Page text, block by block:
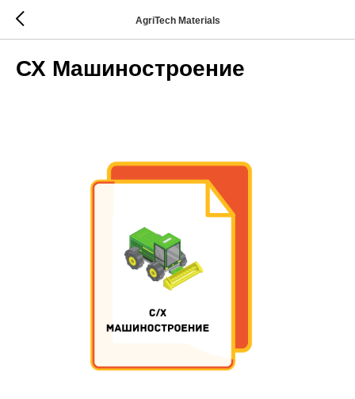
AgriTech Materials
СХ Машиностроение